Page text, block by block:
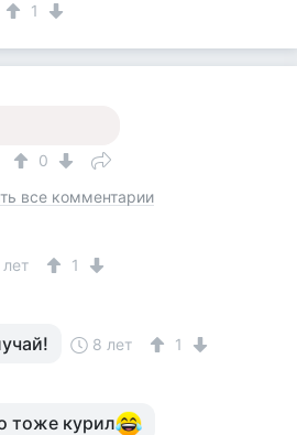
1
0
все комментарии
1
8 лет 1
тоже курил